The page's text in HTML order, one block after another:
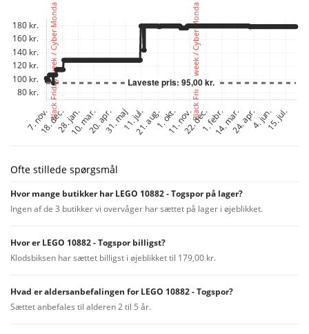
Ofte stillede spørgsmål
Hvor mange butikker har LEGO 10882 - Togspor på lager?
Ingen af de 3 butikker vi overvåger har sættet på lager i øjeblikket.
Hvor er LEGO 10882 - Togspor billigst?
Klodsbiksen har sættet billigst i øjeblikket til 179,00 kr.
Hvad er aldersanbefalingen for LEGO 10882 - Togspor?
Sættet anbefales til alderen 2 til 5 år.